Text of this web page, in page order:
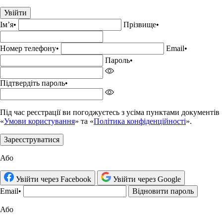
Увійти
Імʼя• Прізвище•
Номер телефону• Email•
Пароль•
Підтвердіть пароль•
Під час реєстрації ви погоджуєтесь з усіма пунктами документів
«Умови користування» та «Політика конфіденційності».
Зареєструватися
Або
Увійти через Facebook
Увійти через Google
Email• Відновити пароль
Або